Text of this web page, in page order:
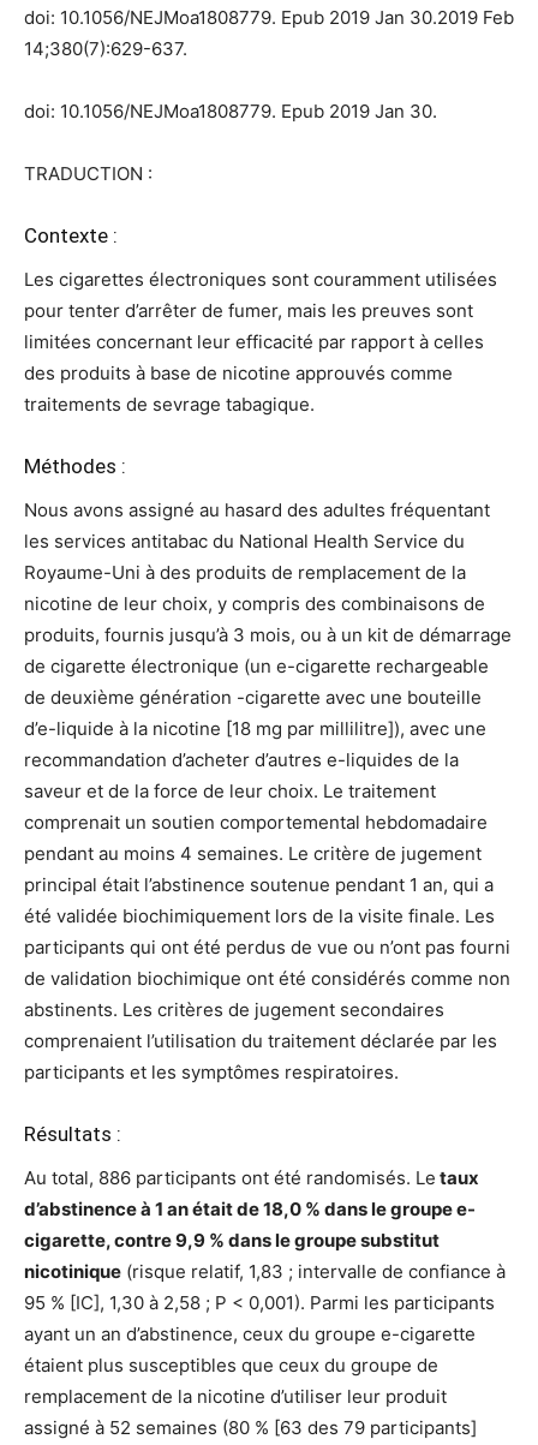
doi: 10.1056/NEJMoa1808779. Epub 2019 Jan 30.2019 Feb
14;380(7):629-637.
doi: 10.1056/NEJMoa1808779. Epub 2019 Jan 30.
TRADUCTION :
Contexte :
Les cigarettes électroniques sont couramment utilisées
pour tenter d’arrêter de fumer, mais les preuves sont
limitées concernant leur efficacité par rapport à celles
des produits à base de nicotine approuvés comme
traitements de sevrage tabagique.
Méthodes :
Nous avons assigné au hasard des adultes fréquentant
les services antitabac du National Health Service du
Royaume-Uni à des produits de remplacement de la
nicotine de leur choix, y compris des combinaisons de
produits, fournis jusqu’à 3 mois, ou à un kit de démarrage
de cigarette électronique (un e-cigarette rechargeable
de deuxième génération -cigarette avec une bouteille
d’e-liquide à la nicotine [18 mg par millilitre]), avec une
recommandation d’acheter d’autres e-liquides de la
saveur et de la force de leur choix. Le traitement
comprenait un soutien comportemental hebdomadaire
pendant au moins 4 semaines. Le critère de jugement
principal était l’abstinence soutenue pendant 1 an, qui a
été validée biochimiquement lors de la visite finale. Les
participants qui ont été perdus de vue ou n’ont pas fourni
de validation biochimique ont été considérés comme non
abstinents. Les critères de jugement secondaires
comprenaient l’utilisation du traitement déclarée par les
participants et les symptômes respiratoires.
Résultats :
Au total, 886 participants ont été randomisés. Le taux
d’abstinence à 1 an était de 18,0 % dans le groupe e-
cigarette, contre 9,9 % dans le groupe substitut
nicotinique (risque relatif, 1,83 ; intervalle de confiance à
95 % [IC], 1,30 à 2,58 ; P < 0,001). Parmi les participants
ayant un an d’abstinence, ceux du groupe e-cigarette
étaient plus susceptibles que ceux du groupe de
remplacement de la nicotine d’utiliser leur produit
assigné à 52 semaines (80 % [63 des 79 participants]